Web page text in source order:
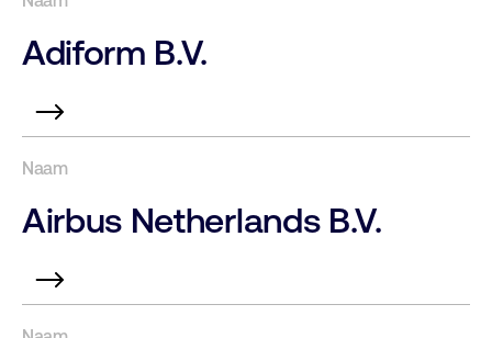
Adiform B.V.
Airbus Netherlands B.V.